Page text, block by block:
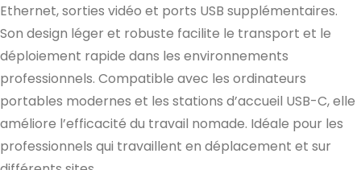
Ethernet, sorties vidéo et ports USB supplémentaires.
Son design léger et robuste facilite le transport et le
déploiement rapide dans les environnements
professionnels. Compatible avec les ordinateurs
portables modernes et les stations d’accueil USB-C, elle
améliore l’efficacité du travail nomade. Idéale pour les
professionnels qui travaillent en déplacement et sur